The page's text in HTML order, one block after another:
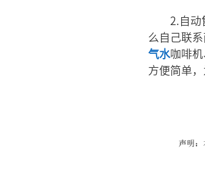
2.自动
么自己联
气水咖啡
方便简单